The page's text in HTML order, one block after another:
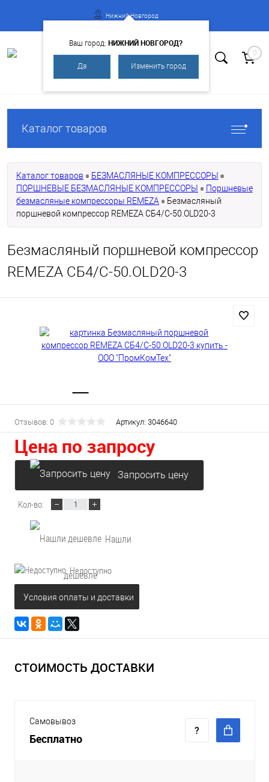
Нижний Новгород
Ваш город: НИЖНИЙ НОВГОРОД?
Да Изменить город
0
Каталог товаров
Каталог товаров
БЕЗМАСЛЯНЫЕ КОМПРЕССОРЫ
ПОРШНЕВЫЕ БЕЗМАСЛЯНЫЕ КОМПРЕССОРЫ
Поршневые
безмасляные компрессоры REMEZA
Безмасляный
поршневой компрессор REMEZA СБ4/С-50.OLD20-3
Безмасляный поршневой компрессор
REMEZA СБ4/С-50.OLD20-3
Отзывов: 0 Артикул: 3046640
Цена по запросу
Запросить цену
Кол-во:
Нашли
дешевле
Недоступно
Условия оплаты и доставки
СТОИМОСТЬ ДОСТАВКИ
Самовывоз
Бесплатно